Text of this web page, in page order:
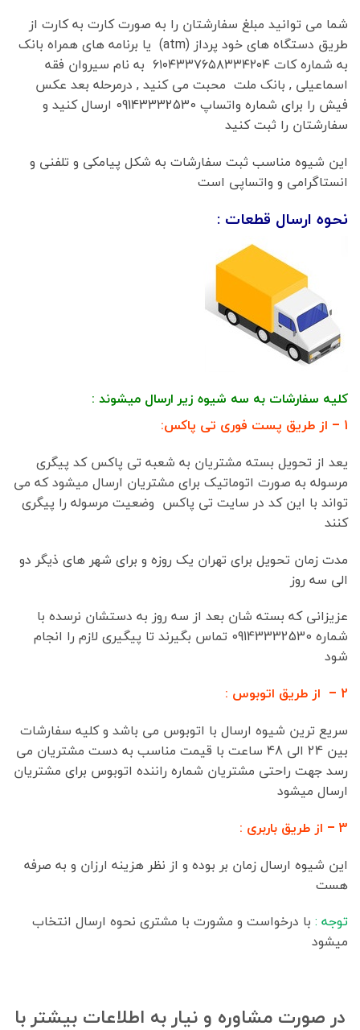
شما می توانید مبلغ سفارشتان را به صورت کارت به کارت از
طریق دستگاه های خود پرداز (atm) یا برنامه های همراه بانک
به شماره کات ۶۱۰۴۳۳۷۶۵۸۳۳۴۲۰۴ به نام سیروان فقه
اسماعیلی , بانک ملت محبت می کنید , درمرحله بعد عکس
فیش را برای شماره واتساپ 09143332530 ارسال کنید و
سفارشتان را ثبت کنید
این شیوه مناسب ثبت سفارشات به شکل پیامکی و تلفنی و
انستاگرامی و واتساپی است
نحوه ارسال قطعات :
کلیه سفارشات به سه شیوه زیر ارسال میشوند :
1 – از طریق پست فوری تی پاکس:
یعد از تحویل بسته مشتریان به شعبه تی پاکس کد پیگری
مرسوله به صورت اتوماتیک برای مشتریان ارسال میشود که می
تواند با این کد در سایت تی پاکس وضعیت مرسوله را پیگری
کنند
مدت زمان تحویل برای تهران یک روزه و برای شهر های ذیگر دو
الی سه روز
عزیزانی که بسته شان بعد از سه روز به دستشان نرسده با
شماره 09143332530 تماس بگیرند تا پیگیری لازم را انجام
شود
2 – از طریق اتوبوس :
سریع ترین شیوه ارسال با اتوبوس می باشد و کلیه سفارشات
بین 24 الی 48 ساعت با قیمت مناسب به دست مشتریان می
رسد جهت راحتی مشتریان شماره راننده اتوبوس برای مشتریان
ارسال میشود
3 – از طریق باربری :
این شیوه ارسال زمان بر بوده و از نظر هزینه ارزان و به صرفه
هست
توجه : با درخواست و مشورت با مشتری نحوه ارسال انتخاب
میشود
در صورت مشاوره و نیار به اطلاعات بیشتر با